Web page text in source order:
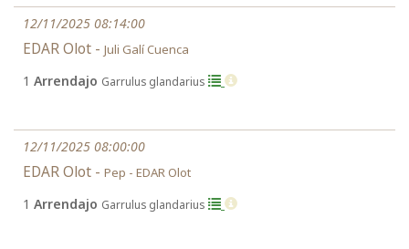
12/11/2025 08:14:00
EDAR Olot - Juli Galí Cuenca
1 Arrendajo Garrulus glandarius
12/11/2025 08:00:00
EDAR Olot - Pep - EDAR Olot
1 Arrendajo Garrulus glandarius